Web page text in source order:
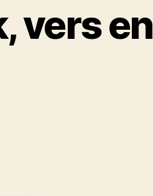
vers en